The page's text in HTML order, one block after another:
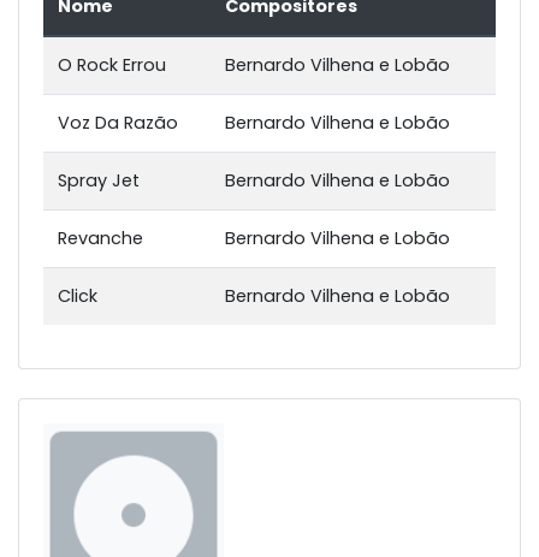
Nome Compositores
O Rock Errou Bernardo Vilhena e Lobão
Voz Da Razão Bernardo Vilhena e Lobão
Spray Jet Bernardo Vilhena e Lobão
Revanche Bernardo Vilhena e Lobão
Click Bernardo Vilhena e Lobão